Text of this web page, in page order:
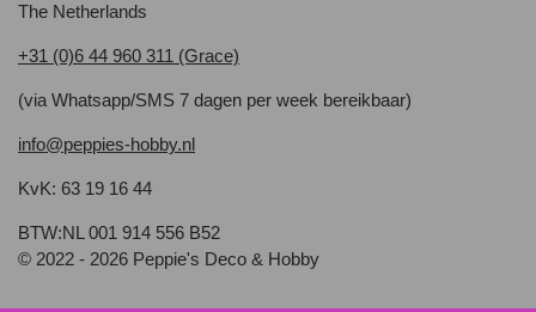
The Netherlands
+31 (0)6 44 960 311 (Grace)
(via Whatsapp/SMS 7 dagen per week bereikbaar)
info@peppies-hobby.nl
KvK: 63 19 16 44
BTW:NL 001 914 556 B52
© 2022 - 2026 Peppie's Deco & Hobby